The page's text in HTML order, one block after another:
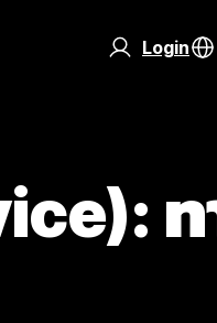
Login
ท